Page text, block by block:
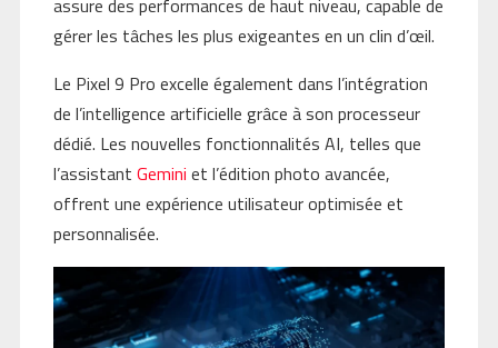
assure des performances de haut niveau, capable de
gérer les tâches les plus exigeantes en un clin d’œil.
Le Pixel 9 Pro excelle également dans l’intégration
de l’intelligence artificielle grâce à son processeur
dédié. Les nouvelles fonctionnalités AI, telles que
l’assistant Gemini et l’édition photo avancée,
offrent une expérience utilisateur optimisée et
personnalisée.